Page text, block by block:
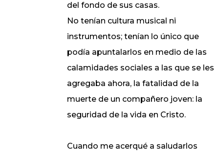
del fondo de sus casas.
No tenían cultura musical ni
instrumentos; tenían lo único que
podía apuntalarlos en medio de las
calamidades sociales a las que se les
agregaba ahora, la fatalidad de la
muerte de un compañero joven: la
seguridad de la vida en Cristo.
Cuando me acerqué a saludarlos